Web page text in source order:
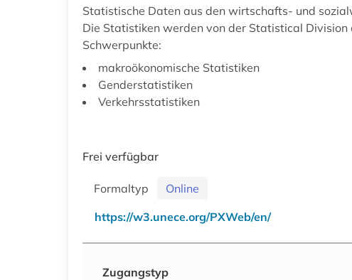
Statistische Daten aus den wirtschafts- und
Die Statistiken werden von der Statistical Division
Schwerpunkte:
makroökonomische Statistiken
Genderstatistiken
Verkehrsstatistiken
Frei verfügbar
Formaltyp
Online
https://w3.unece.org/PXWeb/en/
Zugangstyp